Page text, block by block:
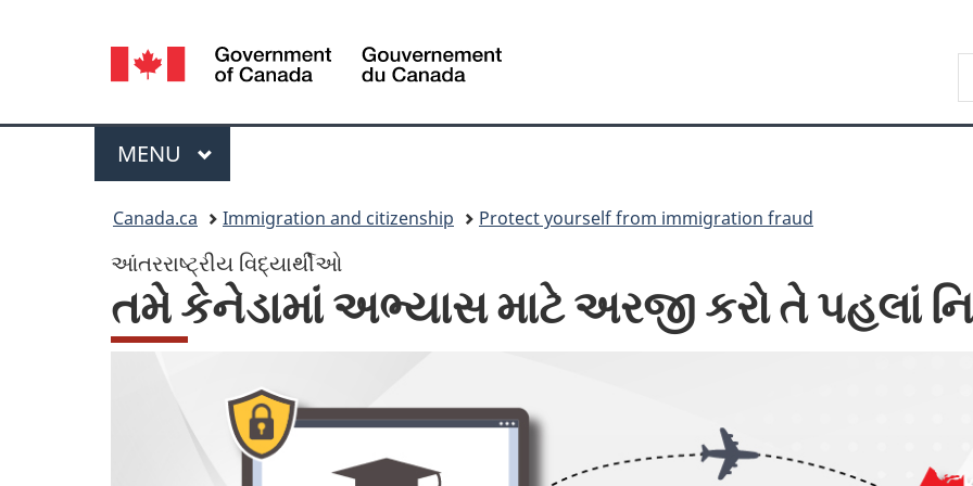
version
Language
selection
Canada
Menu
MAIN
MENU
Canada.ca Immigration and citizenship Protect yourself from immigration fraud
આંતરરાષ્ટ્રીય વિદ્યાર્થીઓ
તમે કેનેડામાં અભ્યાસ માટે અરજી કરો તે પહલાં